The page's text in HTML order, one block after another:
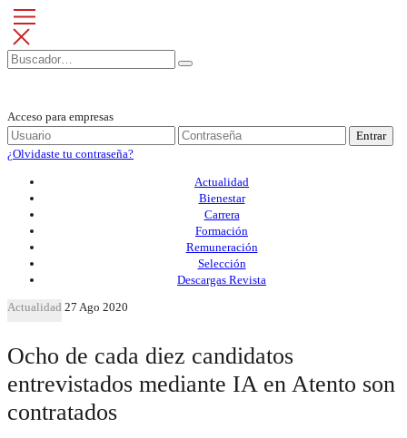
Acceso para empresas
Entrar
¿Olvidaste tu contraseña?
Actualidad
Bienestar
Carrera
Formación
Remuneración
Selección
Descargas Revista
Actualidad 27 Ago 2020
Ocho de cada diez candidatos
entrevistados mediante IA en Atento son
contratados